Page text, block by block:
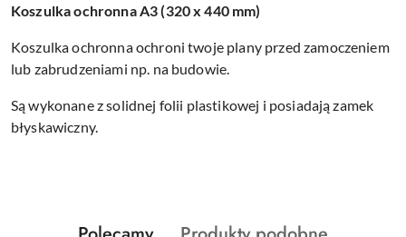
Koszulka ochronna A3 (320 x 440 mm)
Koszulka ochronna ochroni twoje plany przed zamoczeniem
lub zabrudzeniami np. na budowie.
Są wykonane z solidnej folii plastikowej i posiadają zamek
błyskawiczny.